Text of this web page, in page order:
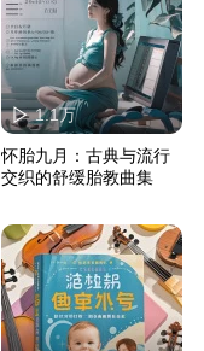
1.1万
怀胎九月：古典与流行
交织的舒缓胎教曲集